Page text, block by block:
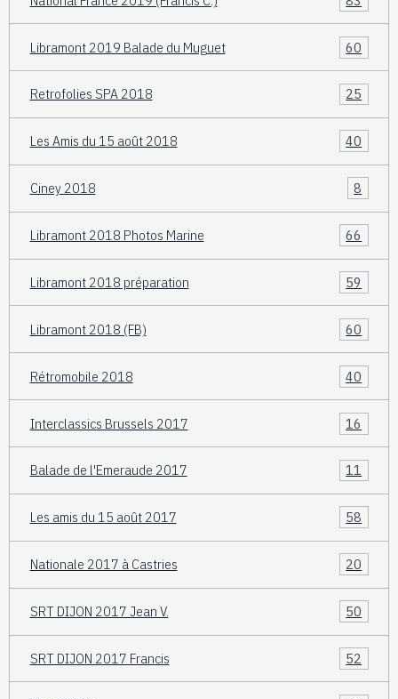
Libramont 2019 Balade du Muguet 60
Retrofolies SPA 2018 25
Les Amis du 15 août 2018 40
Ciney 2018 8
Libramont 2018 Photos Marine 66
Libramont 2018 préparation 59
Libramont 2018 (FB) 60
Rétromobile 2018 40
Interclassics Brussels 2017 16
Balade de l'Emeraude 2017 11
Les amis du 15 août 2017 58
Nationale 2017 à Castries 20
SRT DIJON 2017 Jean V. 50
SRT DIJON 2017 Francis 52